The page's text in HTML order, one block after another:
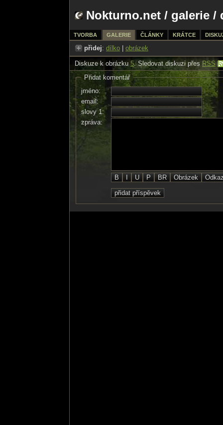
Nokturno.net / galerie /
TVORBA GALERIE ČLÁNKY KRÁTCE
přidej: dílko obrázek
Diskuze k obrázku 5. Sledovat diskuzi přes RSS
Přidat komentář
jméno:
email:
slovy 1:
zpráva: